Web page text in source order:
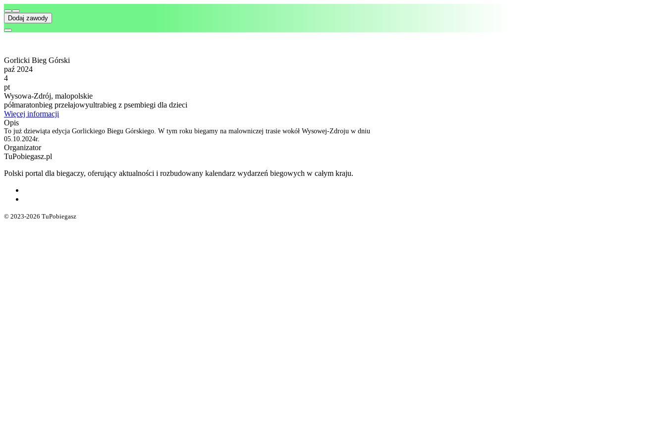
Dodaj zawody
Gorlicki Bieg Górski
paź 2024
4
pt
Wysowa-Zdrój, malopolskie
półmaratonbieg przełajowyultrabieg z psembiegi dla dzieci
Więcej informacji
Opis
To już dziewiąta edycja Gorlickiego Biegu Górskiego. W tym roku biegamy na malowniczej trasie wokół Wysowej-Zdroju w dniu
05.10.2024r.
Organizator
TuPobiegasz.pl
Polski portal dla biegaczy, oferujący aktualności i rozbudowany kalendarz wydarzeń biegowych w całym kraju.
© 2023-2026 TuPobiegasz